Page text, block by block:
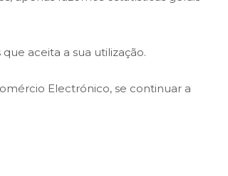
aceita a sua utilização.
Electrónico, se continuar a